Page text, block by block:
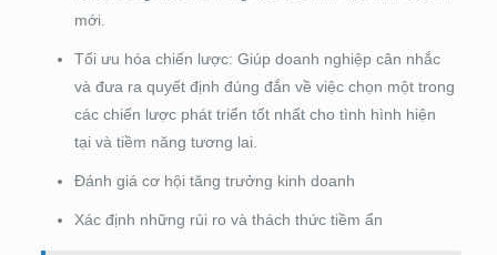
mới.
Tối ưu hóa chiến lược: Giúp doanh nghiệp cân nhắc
và đưa ra quyết định đúng đắn về việc chọn một trong
các chiến lược phát triển tốt nhất cho tình hình hiện
tại và tiềm năng tương lai.
Đánh giá cơ hội tăng trưởng kinh doanh
Xác định những rủi ro và thách thức tiềm ẩn